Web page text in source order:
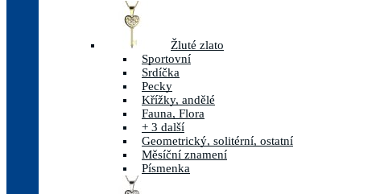
Žluté zlato
Sportovní
Srdíčka
Pecky
Křížky, andělé
Fauna, Flora
+ 3 další
Geometrický, solitérní, ostatní
Měsíční znamení
Písmenka